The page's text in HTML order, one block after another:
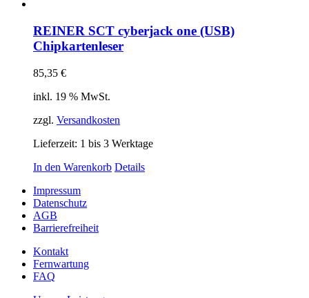
REINER SCT cyberjack one (USB)
Chipkartenleser
85,35 €
inkl. 19 % MwSt.
zzgl. Versandkosten
Lieferzeit: 1 bis 3 Werktage
In den Warenkorb Details
Impressum
Datenschutz
AGB
Barrierefreiheit
Kontakt
Fernwartung
FAQ